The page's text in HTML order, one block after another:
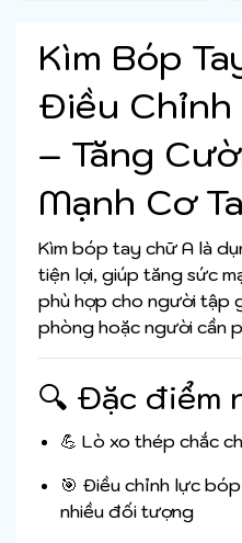
Kìm Bóp
Điều
– Tăng
Mạnh Cơ
Kìm bóp tay chữ A là
tiện lợi, giúp tăng sức
phù hợp cho người tập
phòng hoặc người cần
🔍 Đặc điểm
💪 Lò xo thép chắc
🎯 Điều chỉnh lực
nhiều đối tượng